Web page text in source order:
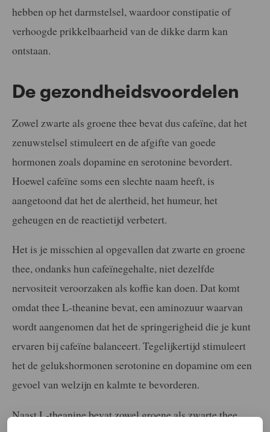
hebben op het darmstelsel, waardoor constipatie of
verhoogde prikkelbaarheid van de dikke darm kan
ontstaan.
De gezondheidsvoordelen
Zowel zwarte als groene thee bevat dus cafeïne, dat het
zenuwstelsel stimuleert en de afgifte van goede
hormonen zoals dopamine en serotonine bevordert.
Hoewel cafeïne soms een slechte naam heeft, is
aangetoond dat het de alertheid, het humeur, het
geheugen en de reactietijd verbetert.
Het is je misschien al opgevallen dat zwarte en groene
thee, ondanks hun cafeïnegehalte, niet dezelfde
nervositeit veroorzaken als koffie kan doen. Dat komt
omdat thee L-theanine bevat, een aminozuur waarvan
wordt aangenomen dat het de springerigheid die je kunt
ervaren bij cafeïne balanceert. Tegelijkertijd stimuleert
het de gelukshormonen serotonine en dopamine om een
gevoel van welzijn en kalmte te bevorderen.
Naast L-theanine bevat zowel groene als zwarte thee